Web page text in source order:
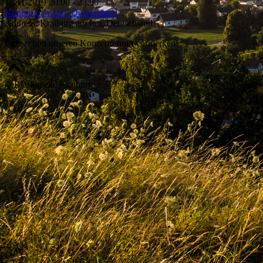
Kraiburg am Inn, Deutschland
Address: Kraiburg am Inn, Deutschland
Bitte schon unseren Konzerttermin vormerken!
© Blaskapelle Kraiburg